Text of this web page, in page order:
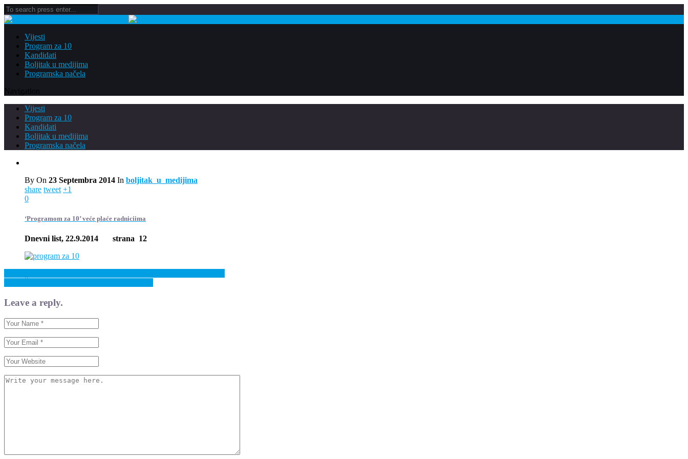
Vijesti
Program za 10
Kandidati
Boljitak u medijima
Programska načela
Navigation
Vijesti
Program za 10
Kandidati
Boljitak u medijima
Programska načela
By On 23 Septembra 2014 In boljitak_u_medijima
share tweet +1
0
‘Programom za 10’ veće plaće radniciima
Dnevni list, 22.9.2014 strana 12
Leave a reply.